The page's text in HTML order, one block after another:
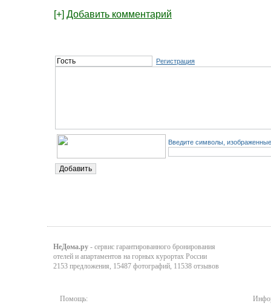
[+] Добавить комментарий
Регистрация
Введите символы,
НеДома.ру - сервис гарантированного бронирования
отелей и апартаментов на горных курортах России
2153 предложения, 15487 фотографий, 11538 отзывов
Помощь: